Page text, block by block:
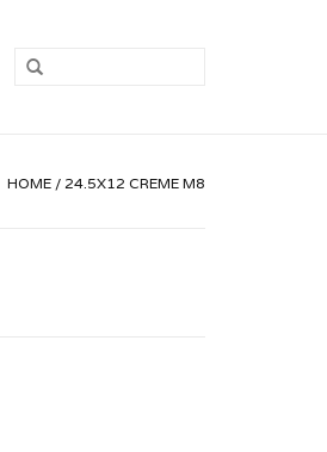
HOME / 24.5X12 CREME M8